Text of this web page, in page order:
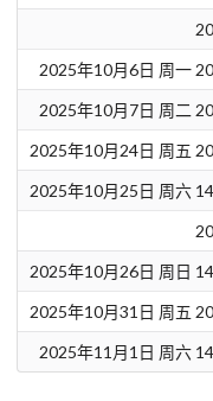
2025年10月6日 周一
2025年10月7日 周二
2025年10月24日 周五
2025年10月25日 周六
2025年10月26日 周日
2025年10月31日 周五
2025年11月1日 周六